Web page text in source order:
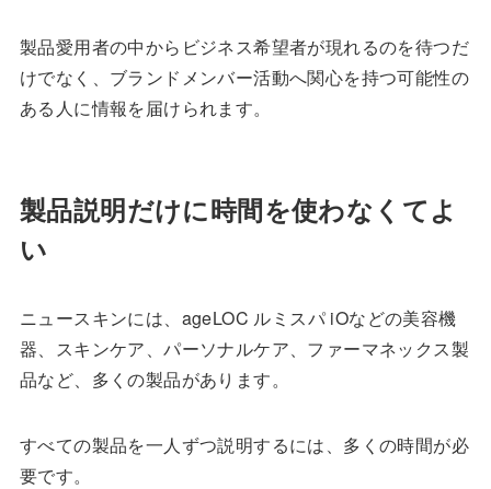
製品愛用者の中からビジネス希望者が現れるのを待つだ
けでなく、ブランドメンバー活動へ関心を持つ可能性の
ある人に情報を届けられます。
製品説明だけに時間を使わなくてよ
い
ニュースキンには、ageLOC ルミスパ iOなどの美容機
器、スキンケア、パーソナルケア、ファーマネックス製
品など、多くの製品があります。
すべての製品を一人ずつ説明するには、多くの時間が必
要です。